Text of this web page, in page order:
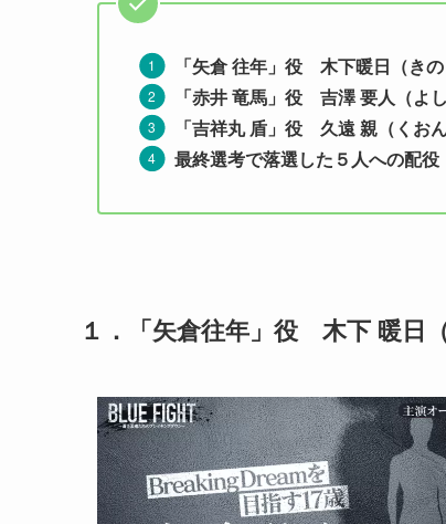
「矢倉 往年」役 木下暖日（きの
「赤井 竜馬」役 吉澤 要人（よ
「吉祥丸 盾」役 久遠 親（くおん
最終選考で落選した５人への配役
１． 「矢倉往年」役 木下 暖日